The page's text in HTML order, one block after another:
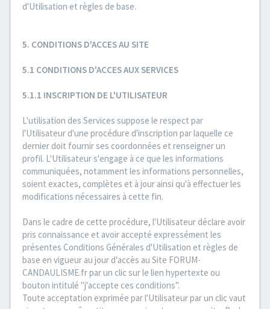
d'Utilisation et règles de base.
5. CONDITIONS D'ACCES AU SITE
5.1 CONDITIONS D'ACCES AUX SERVICES
5.1.1 INSCRIPTION DE L'UTILISATEUR
L'utilisation des Services suppose le respect par
l'Utilisateur d'une procédure d'inscription par laquelle ce
dernier doit fournir ses coordonnées et renseigner un
profil. L'Utilisateur s'engage à ce que les informations
communiquées, notamment les informations personnelles,
soient exactes, complètes et à jour ainsi qu'à effectuer les
modifications nécessaires à cette fin.
Dans le cadre de cette procédure, l'Utilisateur déclare avoir
pris connaissance et avoir accepté expressément les
présentes Conditions Générales d'Utilisation et règles de
base en vigueur au jour d'accès au Site FORUM-
CANDAULISME.fr par un clic sur le lien hypertexte ou
bouton intitulé "j'accepte ces conditions".
Toute acceptation exprimée par l'Utilisateur par un clic vaut